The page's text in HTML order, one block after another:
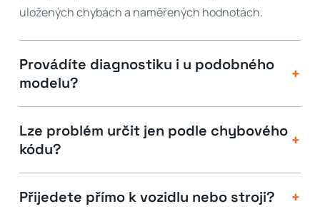
uložených chybách a naměřených hodnotách.
Provádíte diagnostiku i u podobného
modelu?
+
Lze problém určit jen podle chybového
kódu?
+
Přijedete přímo k vozidlu nebo stroji? +